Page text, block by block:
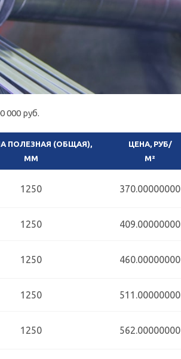
000 руб.
ПОЛЕЗНАЯ (ОБЩАЯ),
ММ
ЦЕНА, РУБ/
М²
1250 370.00000000
1250 409.00000000
1250 460.00000000
1250 511.00000000
1250 562.00000000